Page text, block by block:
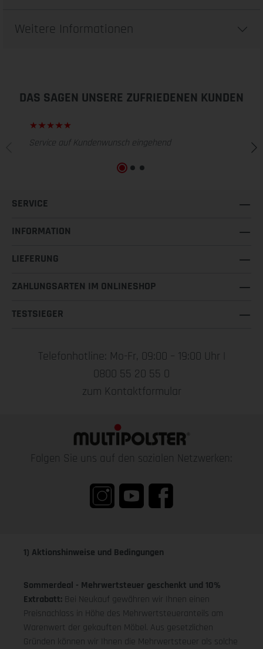
Weitere Informationen
DAS SAGEN UNSERE ZUFRIEDENEN KUNDEN
Service auf Kundenwunsch eingehend
SERVICE
INFORMATION
LIEFERUNG
ZAHLUNGSARTEN IM ONLINESHOP
TESTSIEGER
Telefonhotline: Mo-Fr, 09:00 – 19:00 Uhr |
0800 55 20 55 0
zum Kontaktformular
Folgen Sie uns auf den sozialen Netzwerken:
1) Aktionshinweise und Bedingungen
Sommerdeal - Mehrwertsteuer geschenkt und 10%
Extrabatt: Bei Neukauf gewähren wir Ihnen einen
Preisnachlass in Höhe des Mehrwertsteueranteils am
Warenwert der gekauften Möbel. Aus gesetzlichen
Gründen können wir Ihnen die Mehrwertsteuer als solche